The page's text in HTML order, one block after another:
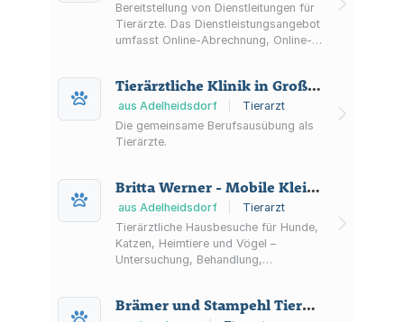
Bereitstellung von Dienstleitungen für
Tierärzte. Das Dienstleistungsangebot
umfasst Online-Abrechnung, Online-
Außerdem entwickelt die Gesellschaft
ein Praxismanagement- und
Dienstleistungssystem und vertreibt
die dazu nötige Hard- und Software.
Entwicklung, des Handels und des
Ve...
Tierärztliche Klinik in Großmoor Dr. Gaus, Dr. Zailskas, Stumpf Partnerschaft mbB, Tierärzte
aus Adelheidsdorf
Tierarzt
Die gemeinsame Berufsausübung als
Tierärzte.
Britta Werner - Mobile Kleintierpraxis Adelheidsdorf
aus Adelheidsdorf
Tierarzt
Tierärztliche Hausbesuche für Hunde,
Katzen, Heimtiere und Vögel –
Untersuchung, Behandlung,
Hause.
Brämer und Stampehl Tierärztliche Praxis für Kleintiere